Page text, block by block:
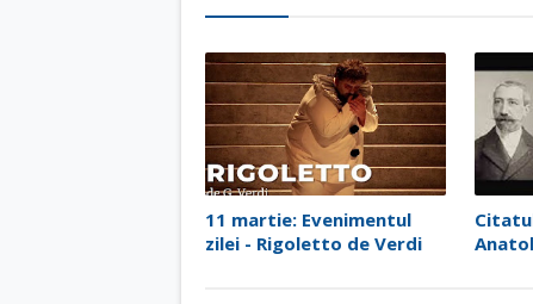
11 martie: Evenimentul
zilei - Rigoletto de Verdi